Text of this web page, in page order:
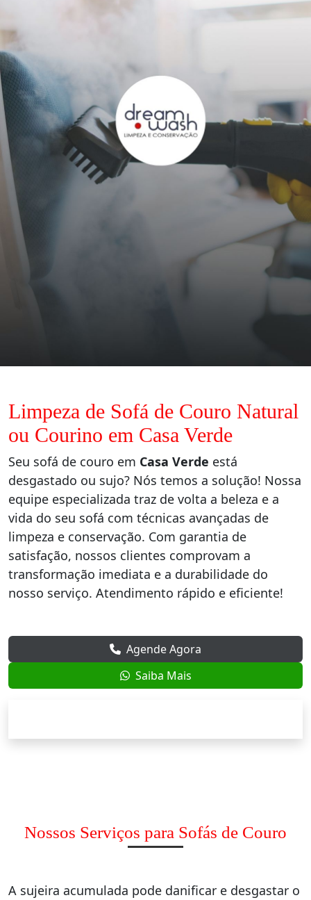
Limpeza de Sofá de Couro Natural
ou Courino em Casa Verde
Seu sofá de couro em Casa Verde está
desgastado ou sujo? Nós temos a solução! Nossa
equipe especializada traz de volta a beleza e a
vida do seu sofá com técnicas avançadas de
limpeza e conservação. Com garantia de
satisfação, nossos clientes comprovam a
transformação imediata e a durabilidade do
nosso serviço. Atendimento rápido e eficiente!
Agende Agora
Saiba Mais
Nossos Serviços para Sofás de Couro
A sujeira acumulada pode danificar e desgastar o